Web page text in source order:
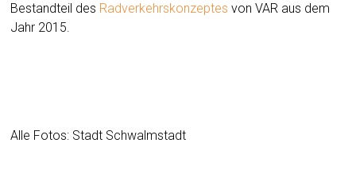
Bestandteil des Radverkehrskonzeptes von VAR aus dem
Jahr 2015.
Alle Fotos: Stadt Schwalmstadt